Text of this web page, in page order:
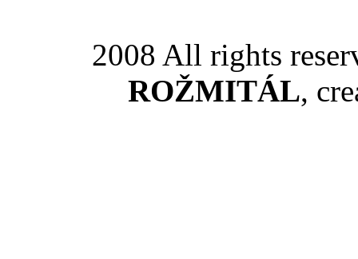
2008 All rights
ROŽMITÁL,